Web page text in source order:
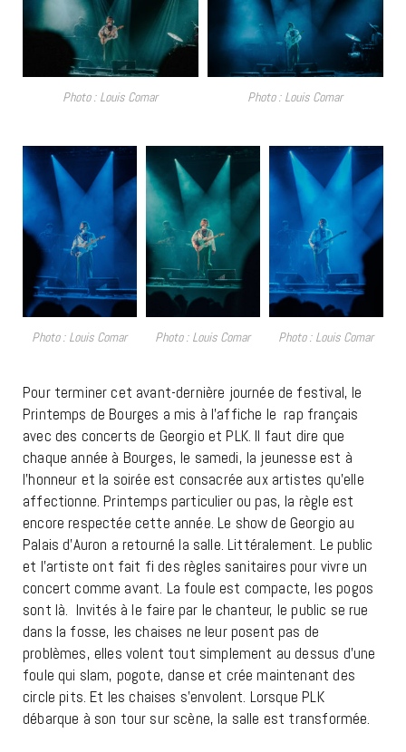
Photo : Louis Comar Photo : Louis Comar
Photo : Louis Comar Photo : Louis Comar Photo : Louis Comar
Pour terminer cet avant-dernière journée de festival, le
Printemps de Bourges a mis à l’affiche le rap français
avec des concerts de Georgio et PLK. Il faut dire que
chaque année à Bourges, le samedi, la jeunesse est à
l’honneur et la soirée est consacrée aux artistes qu’elle
affectionne. Printemps particulier ou pas, la règle est
encore respectée cette année. Le show de Georgio au
Palais d’Auron a retourné la salle. Littéralement. Le public
et l’artiste ont fait fi des règles sanitaires pour vivre un
concert comme avant. La foule est compacte, les pogos
sont là. Invités à le faire par le chanteur, le public se rue
dans la fosse, les chaises ne leur posent pas de
problèmes, elles volent tout simplement au dessus d’une
foule qui slam, pogote, danse et crée maintenant des
circle pits. Et les chaises s’envolent. Lorsque PLK
débarque à son tour sur scène, la salle est transformée.